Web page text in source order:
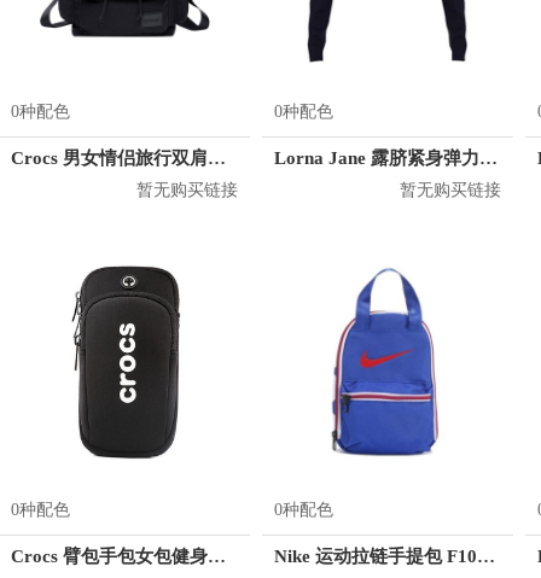
0种配色
Crocs 男女情侣旅行双肩背包 CB04A164073
暂无购买链接
0种配色
Lorna Jane 露脐紧身弹力长袖T恤 032028
暂无购买链接
0种配色
Crocs 臂包手包女包健身包小包 CE31K181009
0种配色
Nike 运动拉链手提包 F1086R